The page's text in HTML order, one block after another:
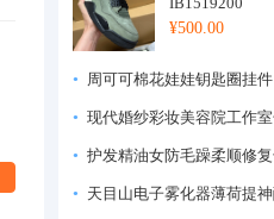
IB1519200
¥500.00
周可可棉花娃娃钥匙圈挂件